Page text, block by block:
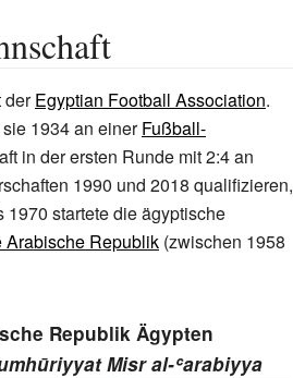
derEgyptian Football Association.
1934 an einerFußball-
in der ersten Runde mit 2:4 an
1990 und 2018 qualifizieren,
startete die ägyptische
Arabische Republik (zwischen 1958
Republik Ägypten
Misr al-ʿarabiyya